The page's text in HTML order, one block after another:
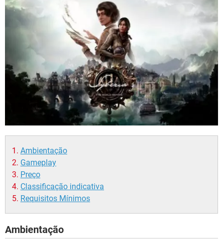
Ambientação
Gameplay
Preço
Classificação indicativa
Requisitos Mínimos
Ambientação